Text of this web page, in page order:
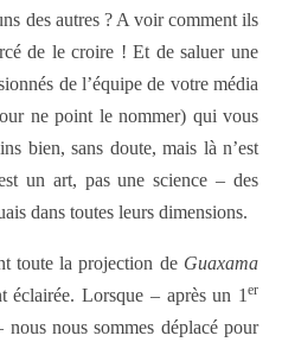
des autres ? A voir comment ils
de le croire ! Et de saluer une
de l’équipe de votre média
ne point le nommer) qui vous
bien, sans doute, mais là n’est
un art, pas une science – des
dans toutes leurs dimensions.
toute la projection de Guaxama
éclairée. Lorsque – après un 1 er
nous sommes déplacé pour